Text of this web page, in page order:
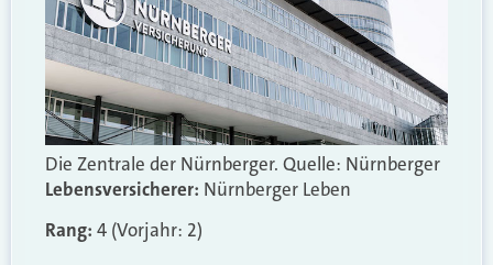
Die Zentrale der Nürnberger. Quelle: Nürnberger
Lebensversicherer: Nürnberger Leben
Rang: 4 (Vorjahr: 2)